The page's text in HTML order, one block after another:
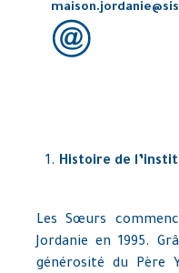
Histoire de
Les Sœurs
Jordanie en 1995.
générosité du Père